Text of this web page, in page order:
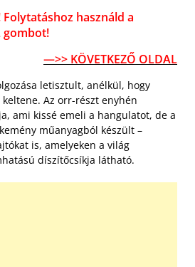
használd a
gombot!
—>> KÖVETKEZŐ OLDAL
letisztult, anélkül, hogy
Az orr-részt enyhén
ami kissé emeli a hangulatot, de a
műanyagból készült –
is, amelyeken a világ
díszítőcsíkja látható.